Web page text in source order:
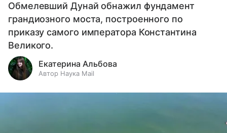
Обмелевший Дунай обнажил фундамент
грандиозного моста, построенного по
приказу самого императора Константина
Великого.
Екатерина Альбова
Автор Наука Mail